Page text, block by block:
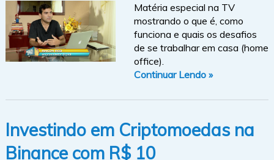
Matéria especial na TV
mostrando o que é, como
funciona e quais os desafios
de se trabalhar em casa (home
office).
Continuar Lendo »
Investindo em Criptomoedas na
Binance com R$ 10